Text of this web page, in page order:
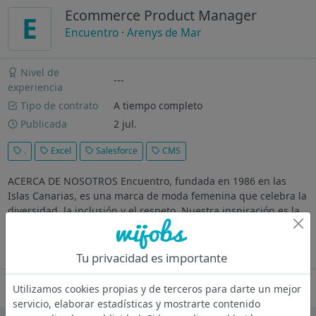
E Ecommerce Product Manager
Encuentro ·Arenys de Mar
Nivel de
experiencia
---
Tipo de contrato
A tiempo completo
Publicada
2 jul.
. Excel Salesforce CMS
ACERCA DE NOSOTROS Encuentro, fundada en 1986 en las
Islas Canarias, es una marca de moda femenina que celebra la
diversidad, la inclusión y el respeto. Nuestra inspiración es la
mujer que disfruta de la vida y nuestro compromiso está en
Oferta desactivada
Tu privacidad es importante
Utilizamos cookies propias y de terceros para darte un mejor
servicio, elaborar estadísticas y mostrarte contenido